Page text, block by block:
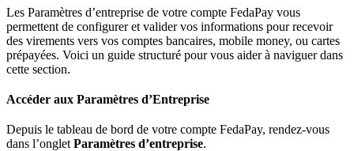
Les Paramètres d’entreprise de votre compte FedaPay vous
permettent de configurer et valider vos informations pour recevoir
des virements vers vos comptes bancaires, mobile money, ou cartes
prépayées. Voici un guide structuré pour vous aider à naviguer dans
cette section.
Accéder aux Paramètres d’Entreprise
Depuis le tableau de bord de votre compte FedaPay, rendez-vous
dans l’onglet Paramètres d’entreprise.